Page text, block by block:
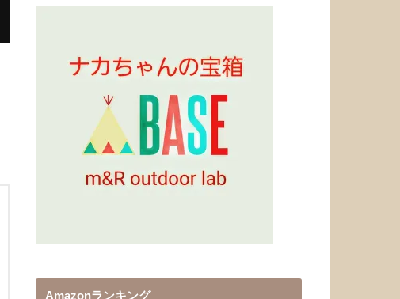
Amazonランキング